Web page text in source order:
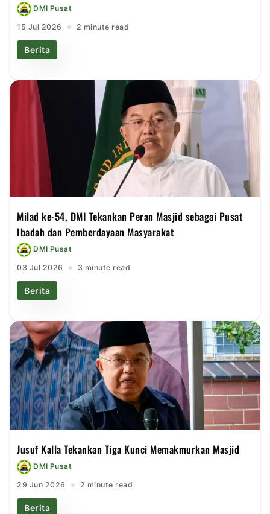
DMI Pusat
15 Jul 2026 2 minute read
Berita
Milad ke-54, DMI Tekankan Peran Masjid sebagai Pusat
Ibadah dan Pemberdayaan Masyarakat
DMI Pusat
03 Jul 2026 3 minute read
Berita
Jusuf Kalla Tekankan Tiga Kunci Memakmurkan Masjid
DMI Pusat
29 Jun 2026 2 minute read
Berita